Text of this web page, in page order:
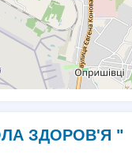
ЗДОРОВ'Я "